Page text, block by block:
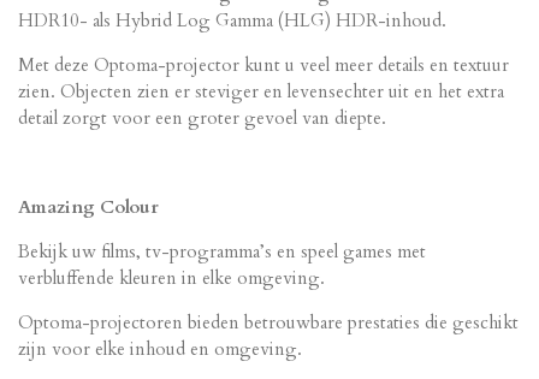
HDR10- als Hybrid Log Gamma (HLG) HDR-inhoud.
Met deze Optoma-projector kunt u veel meer details en textuur
zien. Objecten zien er steviger en levensechter uit en het extra
detail zorgt voor een groter gevoel van diepte.
Amazing Colour
Bekijk uw films, tv-programma’s en speel games met
verbluffende kleuren in elke omgeving.
Optoma-projectoren bieden betrouwbare prestaties die geschikt
zijn voor elke inhoud en omgeving.